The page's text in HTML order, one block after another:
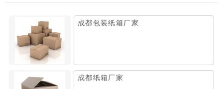
成都包装纸箱厂家
成都纸箱厂家